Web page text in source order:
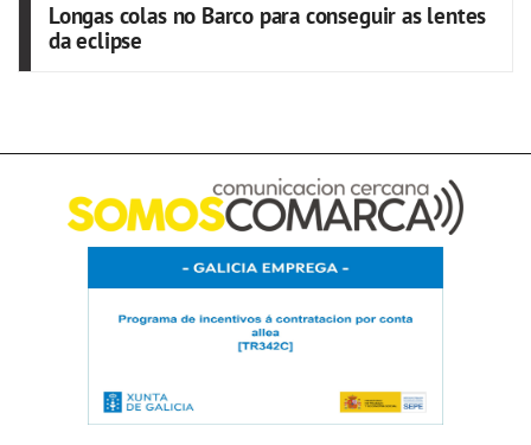
Longas colas no Barco para conseguir as lentes
da eclipse